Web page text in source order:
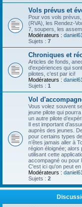
Vols prévus et
Pour vos vols
(RVA), les Rendez-
7, soupers, les
Modérateurs : daniel61
Sujets : 7
Chroniques et
Articles de fonds,
d'expériences qui
pilotes, c'est par ici!
Modérateurs : daniel61
Sujets : 1
Vol
Vous volez souvent
jeune pilote qui
un autre pilote
Il est important
auprès des jeunes.
pour certains types
n’êtes jamais aller à
région éloignée; alors
utilisant cette
accompagné ou pour
C'est ici qu'on peut en
Modérateurs : daniel61
Sujets : 2